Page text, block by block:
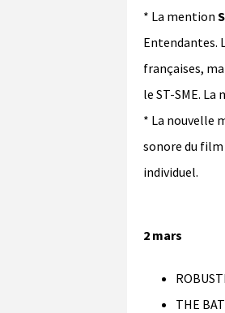
* La mention
Entendantes.
françaises,
le ST-SME.
* La nouvelle
sonore du film
individuel.
2 mars
THE